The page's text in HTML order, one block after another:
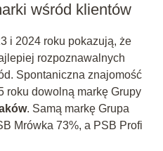
wśród klientów
i 2024 roku pokazują, że
rozpoznawalnych
Spontaniczna znajomość
roku dowolną markę Grupy
. Samą markę Grupa
Mrówka 73%, a PSB Profi